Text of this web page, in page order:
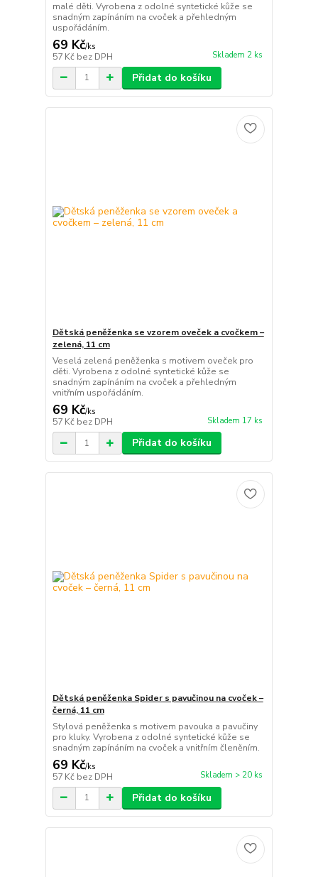
malé děti. Vyrobena z odolné syntetické kůže se
snadným zapínáním na cvoček a přehledným
uspořádáním.
69 Kč/ks
57 Kč bez DPH Skladem 2 ks
Přidat do košíku
Dětská peněženka se vzorem oveček a cvočkem –
zelená, 11 cm
Veselá zelená peněženka s motivem oveček pro
děti. Vyrobena z odolné syntetické kůže se
snadným zapínáním na cvoček a přehledným
vnitřním uspořádáním.
69 Kč/ks
57 Kč bez DPH Skladem 17 ks
Přidat do košíku
Dětská peněženka Spider s pavučinou na cvoček –
černá, 11 cm
Stylová peněženka s motivem pavouka a pavučiny
pro kluky. Vyrobena z odolné syntetické kůže se
snadným zapínáním na cvoček a vnitřním členěním.
69 Kč/ks
57 Kč bez DPH Skladem > 20 ks
Přidat do košíku